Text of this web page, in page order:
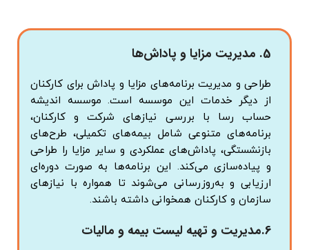
5. مدیریت مزایا و پاداش‌ها
طراحی و مدیریت برنامه‌های مزایا و پاداش برای کارکنان
از دیگر خدمات این موسسه است. موسسه اندیشه
حساب رسا با بررسی نیازهای شرکت و کارکنان،
برنامه‌های متنوعی شامل بیمه‌های تکمیلی، طرح‌های
بازنشستگی، پاداش‌های عملکردی و سایر مزایا را طراحی
و پیاده‌سازی می‌کند. این برنامه‌ها به صورت دوره‌ای
ارزیابی و به‌روزرسانی می‌شوند تا همواره با نیازهای
سازمان و کارکنان همخوانی داشته باشند.
6. مدیریت و تهیه لیست بیمه و مالیات